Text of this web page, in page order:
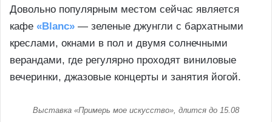
Довольно популярным местом сейчас является
кафе «Blanc» — зеленые джунгли с бархатными
креслами, окнами в пол и двумя солнечными
верандами, где регулярно проходят виниловые
вечеринки, джазовые концерты и занятия йогой.
Выставка «Примерь мое искусство», длится до 15.08